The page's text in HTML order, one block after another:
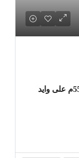
للبيع بمدينتي B14 شقة 108م بحديقة 55م على وايد